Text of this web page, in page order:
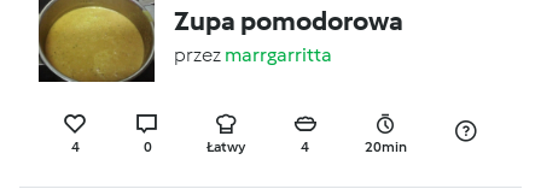
Zupa pomodorowa
przez marrgarritta
4 0 Łatwy 4 20min